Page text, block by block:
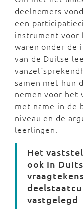
deelnemers
een
instrument voor
waren onder de
van de Duitse
samen met hun
nemen voor het
met name in de
niveau en de
leerlingen.
Het
ook in
vastgelegd